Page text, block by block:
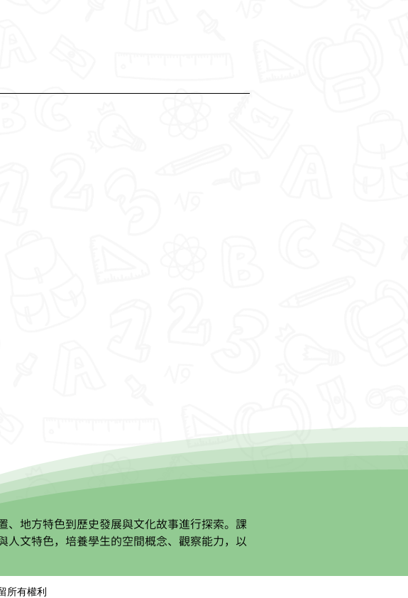
地方特色到歷史發展與文化故事進行探索。課
文特色，培養學生的空間概念、觀察能力，以
所有權利